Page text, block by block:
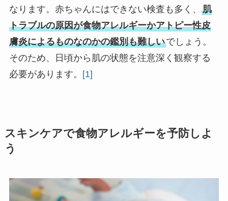
なります。赤ちゃんにはできない検査も多く、 肌
トラブルの原因が食物アレルギーかアトピー性皮
膚炎によるものなのかの鑑別も難しいでしょう。
そのため、日頃から肌の状態を注意深く観察する
必要があります。 [1]
スキンケアで食物アレルギーを予防しよ
う